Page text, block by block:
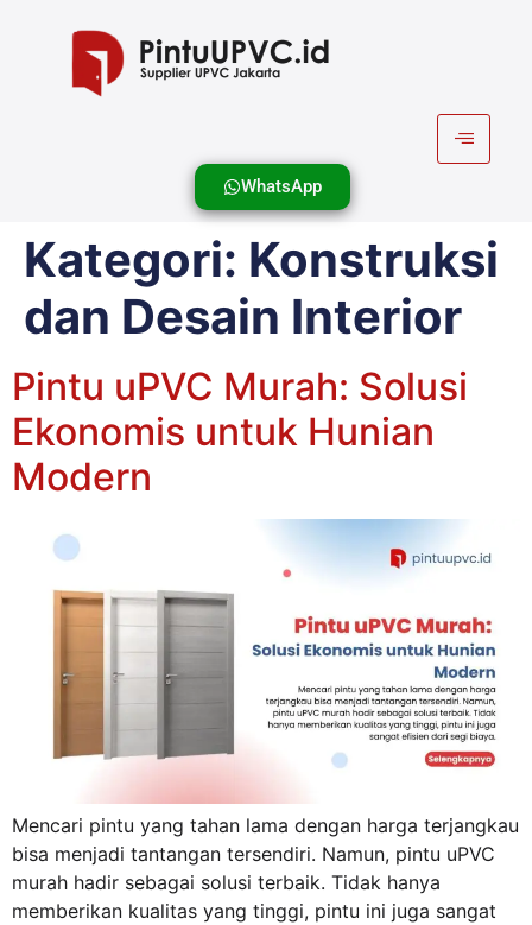
WhatsApp
Kategori: Konstruksi
dan Desain Interior
Pintu uPVC Murah: Solusi
Ekonomis untuk Hunian
Modern
Mencari pintu yang tahan lama dengan harga terjangkau
bisa menjadi tantangan tersendiri. Namun, pintu uPVC
murah hadir sebagai solusi terbaik. Tidak hanya
memberikan kualitas yang tinggi, pintu ini juga sangat